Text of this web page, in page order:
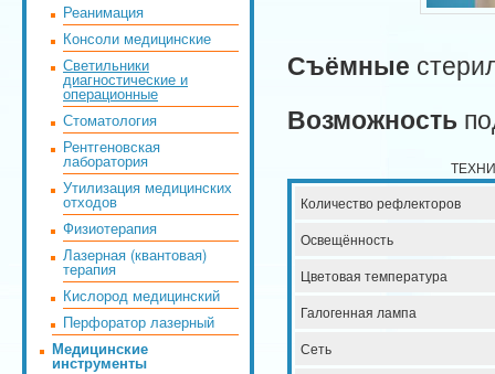
Съёмные
Возможность
Количество рефлекторов
Освещённость
Цветовая температура
Галогенная лампа
Сеть
Реанимация
Консоли медицинские
Светильники
диагностические и
операционные
Стоматология
Рентгеновская
лаборатория
Утилизация медицинских
отходов
Физиотерапия
Лазерная (квантовая)
терапия
Кислород медицинский
Перфоратор лазерный
Медицинские
инструменты